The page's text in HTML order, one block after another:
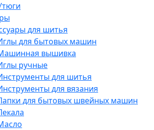
для шитья
для бытовых машин
вышивка
ручные
для шитья
для вязания
для бытовых швейных машин